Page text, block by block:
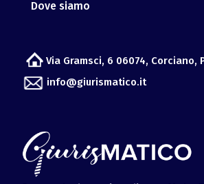
Via Gramsci, 6 06074, Corciano,
Osservatorio per lo sviluppo Meta